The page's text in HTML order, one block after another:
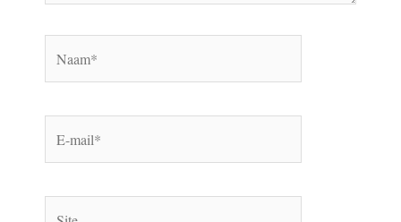
mail*